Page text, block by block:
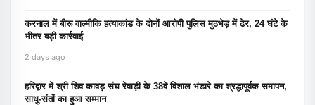
करनाल में बीरू वाल्मीकि हत्याकांड के दोनों आरोपी पुलिस मुठभेड़ में ढेर, 24 घंटे के
भीतर बड़ी कार्रवाई
2 days ago
हरिद्वार में श्री शिव कावड़ संघ रेवाड़ी के 38वें विशाल भंडारे का श्रद्धापूर्वक समापन,
साधु-संतों का हुआ सम्मान